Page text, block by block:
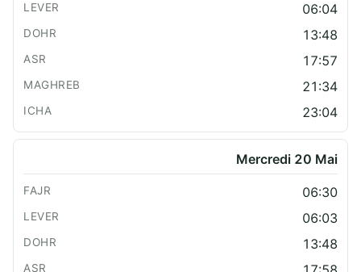
06:04
13:48
17:57
21:34
23:04
Mercredi 20 Mai
06:30
06:03
13:48